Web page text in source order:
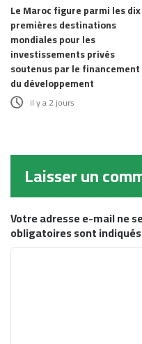
Le Maroc figure parmi les dix
premières destinations
mondiales pour les
investissements privés
soutenus par le financement
du développement
il y a 2 jours
Laisser un
Votre adresse e-mail ne
obligatoires sont